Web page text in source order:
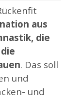
aus
die
. Das soll
und
und